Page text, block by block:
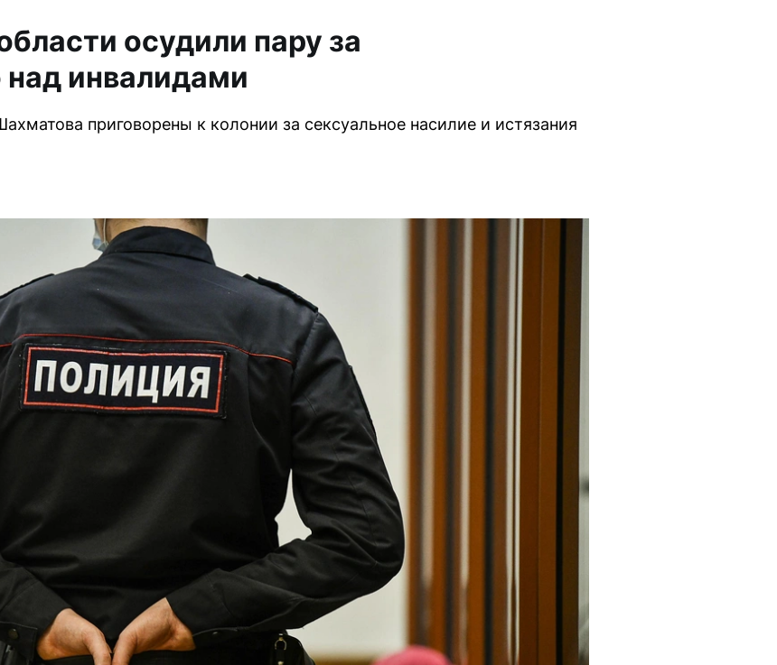
осудили пару за
над инвалидами
приговорены к колонии за сексуальное насилие и истязания